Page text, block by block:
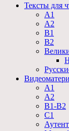
Тексты для
А1
А2
B1
B2
А1
А2
В1-В2
С1